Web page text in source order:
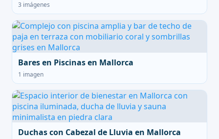
3 imágenes
Bares en Piscinas en Mallorca
1 imagen
Duchas con Cabezal de Lluvia en Mallorca